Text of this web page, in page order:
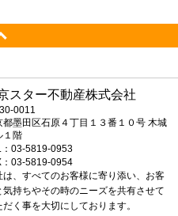
スター不動産株式会社
0011
都墨田区石原４丁目１３番１０号 木城
１階
：03-5819-0953
：03-5819-0954
は、すべてのお客様に寄り添い、お客
気持ちやその時のニーズを共有させて
だく事を大切にしております。